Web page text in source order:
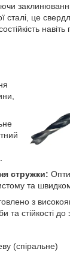
сталі, це
стружки:
та
з
та стійкості до
(спіральне)